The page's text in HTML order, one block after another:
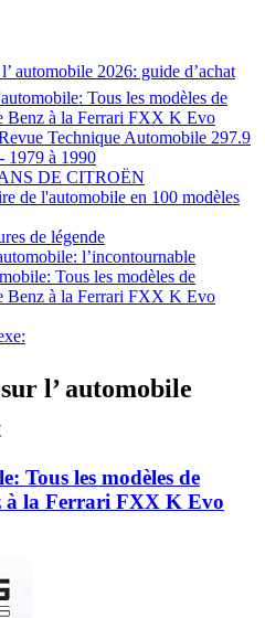
automobile 2026: guide d’achat
Tous les modèles de
Benz à la Ferrari FXX K Evo
Technique Automobile 297.9
à 1990
DE CITROËN
de l'automobile en 100 modèles
de légende
l’incontournable
Tous les modèles de
Benz à la Ferrari FXX K Evo
l’ automobile
Tous les modèles de
à la Ferrari FXX K Evo